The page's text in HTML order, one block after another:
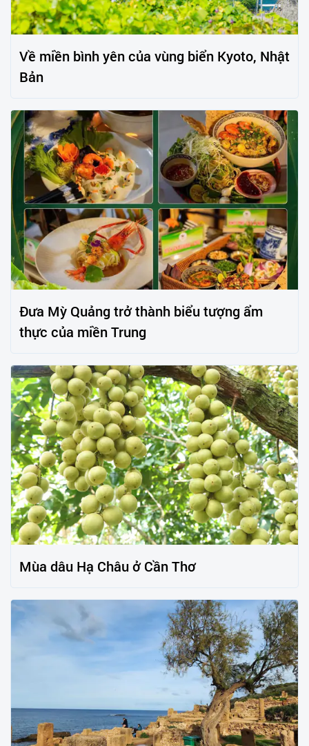
Về miền bình yên của vùng biển Kyoto, Nhật
Bản
Đưa Mỳ Quảng trở thành biểu tượng ẩm
thực của miền Trung
Mùa dâu Hạ Châu ở Cần Thơ